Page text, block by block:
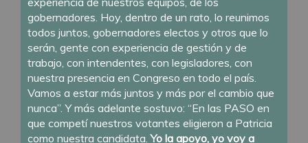
gobernadores. Hoy, dentro de un rato, lo reunimos
todos juntos, gobernadores electos y otros que lo
serán, gente con experiencia de gestión y de
trabajo, con intendentes, con legisladores, con
nuestra presencia en Congreso en todo el país.
Vamos a estar más juntos y más por el cambio que
nunca”. Y más adelante sostuvo: “En las PASO en
que competí nuestros votantes eligieron a Patricia
como nuestra candidata.Yo la apoyo, yo voy a